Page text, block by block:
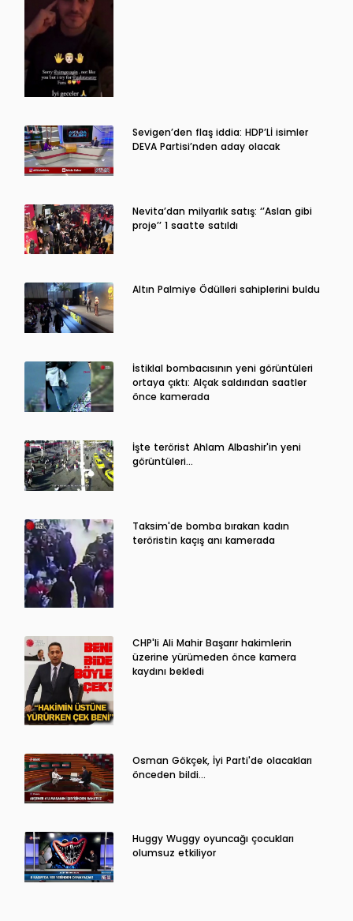
Sevigen’den flaş iddia: HDP’Lİ isimler
DEVA Partisi’nden aday olacak
Nevita’dan milyarlık satış: ‘’Aslan gibi
proje’’ 1 saatte satıldı
Altın Palmiye Ödülleri sahiplerini buldu
İstiklal bombacısının yeni görüntüleri
ortaya çıktı: Alçak saldırıdan saatler
önce kamerada
İşte terörist Ahlam Albashir'in yeni
görüntüleri…
Taksim'de bomba bırakan kadın
teröristin kaçış anı kamerada
CHP'li Ali Mahir Başarır hakimlerin
üzerine yürümeden önce kamera
kaydını bekledi
Osman Gökçek, İyi Parti'de olacakları
önceden bildi...
Huggy Wuggy oyuncağı çocukları
olumsuz etkiliyor